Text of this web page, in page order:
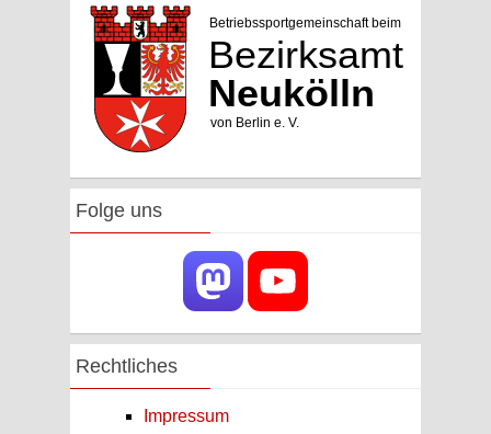
Folge uns
Rechtliches
Impressum